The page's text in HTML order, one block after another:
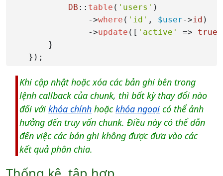
DB :: table ( 'users' )
                ->
where ( 'id' , $user->id )
                ->
update ([ 'active' => true
        }
    });
Khi cập nhật hoặc xóa các bản ghi bên trong
lệnh callback của chunk, thì bất kỳ thay đổi nào
đối vớikhóa chính hoặckhóa ngoại có thể ảnh
hưởng đến truy vấn chunk. Điều này có thể dẫn
đến việc các bản ghi không được đưa vào các
kết quả phân chia.